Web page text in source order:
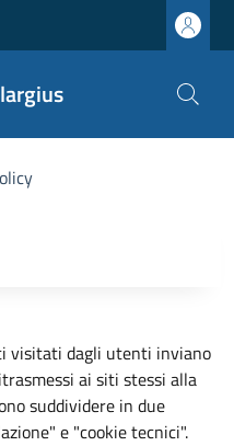
visitati dagli utenti inviano
ai siti stessi alla
suddividere in due
e "cookie tecnici".